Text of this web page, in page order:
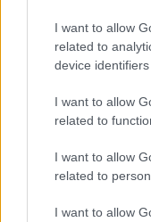
I want to allow
related to
device identifiers
I want to allow
related to
I want to allow
related to
I want to allow
Ο άνδρας
όχημα του
Ελευσίνας
θάνατός του.
Λιμεναρχείου
Διαβάστε